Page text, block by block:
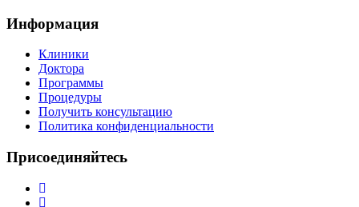
Информация
Клиники
Доктора
Программы
Процедуры
Получить консультацию
Политика конфиденциальности
Присоединяйтесь